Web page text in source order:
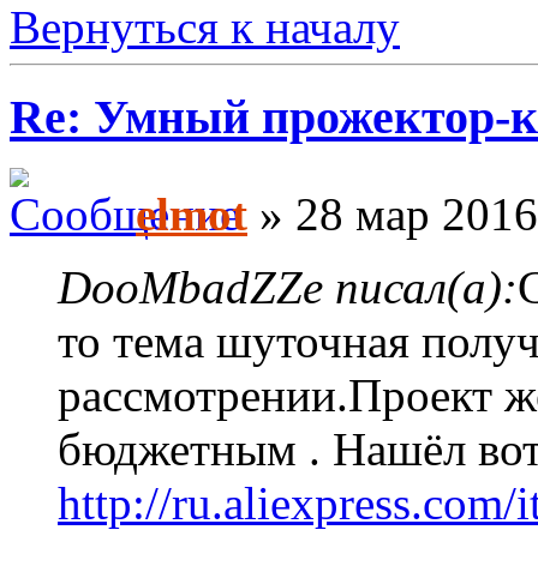
Вернуться к началу
Re: Умный прожектор-
elmot » 28 мар
DooMbadZZe писал(а):
то тема шуточная
рассмотрении.Проект
бюджетным . Нашёл вот
http://